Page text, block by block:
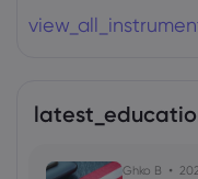
Ghko B